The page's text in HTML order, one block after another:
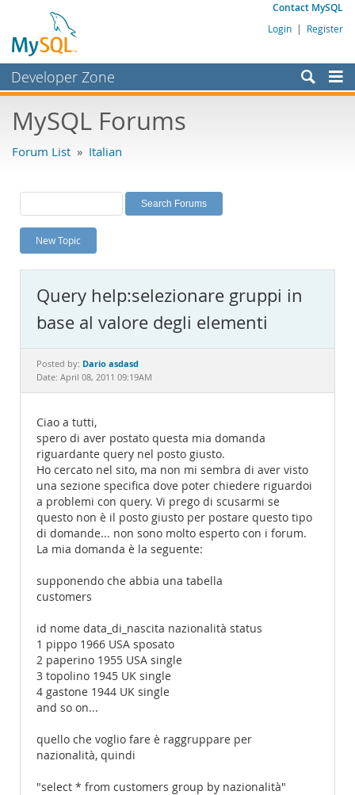
Contact MySQL
Login | Register
Developer Zone
Bugs
Labs
Planet MySQL
News and Events
MySQL.com
Downloads
Documentation
MySQL Forums
Forum List » Italian
New Topic
Query help:selezionare gruppi in
base al valore degli elementi
Posted by: Dario asdasd
Date: April 08, 2011 09:19AM
Ciao a tutti,
spero di aver postato questa mia domanda
riguardante query nel posto giusto.
Ho cercato nel sito, ma non mi sembra di aver visto
una sezione specifica dove poter chiedere riguardoi
a problemi con query. Vi prego di scusarmi se
questo non è il posto giusto per postare questo tipo
di domande... non sono molto esperto con i forum.
La mia domanda è la seguente:
supponendo che abbia una tabella
customers
id nome data_di_nascita nazionalità status
1 pippo 1966 USA sposato
2 paperino 1955 USA single
3 topolino 1945 UK single
4 gastone 1944 UK single
and so on...
quello che voglio fare è raggruppare per
nazionalità, quindi
"select * from customers group by nazionalità"